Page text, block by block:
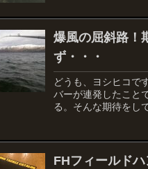
爆風の屈斜路！
ず・・・
どうも、ヨシヒコで
バーが連発したこと
る。そんな期待をし
FHフィールド